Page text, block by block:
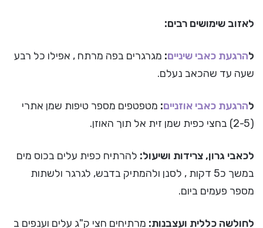
לאזוב שימושים רבים:
להרגעת כאבי שיניים: מגרגרים בפה מרתח , אפילו כל רבע
שעה עד שהכאב נעלם.
להרגעת כאבי אוזניים: מטפטפים מספר טיפות שמן אתרי
(2-5) בחצי כפית שמן זית אל תוך האוזן.
לכאבי גרון, צרידות ושיעול: להרתיח כפית עלים בכוס מים
במשך כ5 דקות , לסנן ולהמתיק בדבש, לגרגר ולשתות
מספר פעמים ביום.
לחולשה כללית ועצבנות: מרתיחים חצי ק"ג עלים וענפים ב